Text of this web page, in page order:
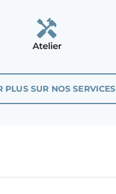
Atelier
PLUS SUR NOS SERVICES